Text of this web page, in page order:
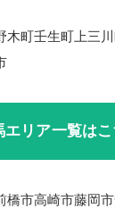
木町壬生町 上三
エリア一覧は
橋市高崎市藤岡市